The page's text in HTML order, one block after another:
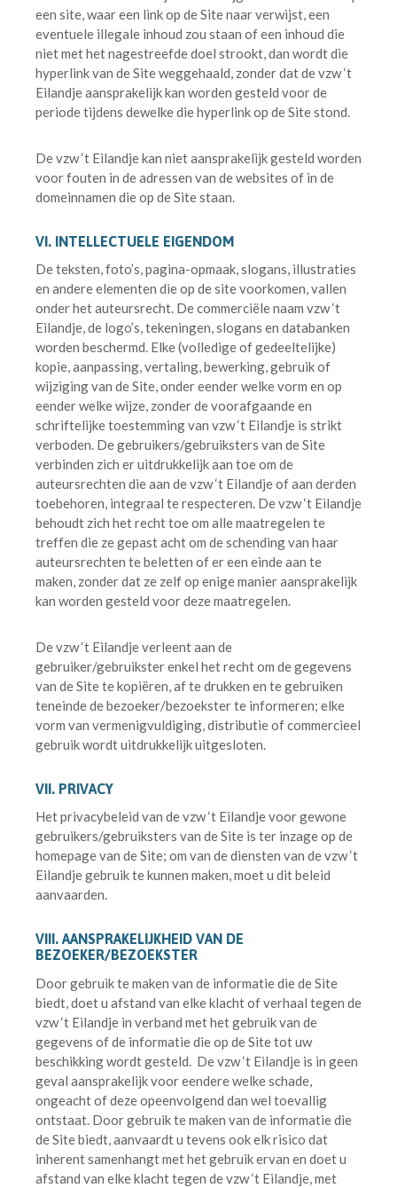
een site, waar een link op de Site naar verwijst, een
eventuele illegale inhoud zou staan of een inhoud die
niet met het nagestreefde doel strookt, dan wordt die
hyperlink van de Site weggehaald, zonder dat de vzw ‘t
Eilandje aansprakelijk kan worden gesteld voor de
periode tijdens dewelke die hyperlink op de Site stond.
De vzw ‘t Eilandje kan niet aansprakelijk gesteld worden
voor fouten in de adressen van de websites of in de
domeinnamen die op de Site staan.
VI. INTELLECTUELE EIGENDOM
De teksten, foto’s, pagina-opmaak, slogans, illustraties
en andere elementen die op de site voorkomen, vallen
onder het auteursrecht. De commerciële naam vzw ‘t
Eilandje, de logo’s, tekeningen, slogans en databanken
worden beschermd. Elke (volledige of gedeeltelijke)
kopie, aanpassing, vertaling, bewerking, gebruik of
wijziging van de Site, onder eender welke vorm en op
eender welke wijze, zonder de voorafgaande en
schriftelijke toestemming van vzw ‘t Eilandje is strikt
verboden. De gebruikers/gebruiksters van de Site
verbinden zich er uitdrukkelijk aan toe om de
auteursrechten die aan de vzw ‘t Eilandje of aan derden
toebehoren, integraal te respecteren. De vzw ‘t Eilandje
behoudt zich het recht toe om alle maatregelen te
treffen die ze gepast acht om de schending van haar
auteursrechten te beletten of er een einde aan te
maken, zonder dat ze zelf op enige manier aansprakelijk
kan worden gesteld voor deze maatregelen.
De vzw ‘t Eilandje verleent aan de
gebruiker/gebruikster enkel het recht om de gegevens
van de Site te kopiëren, af te drukken en te gebruiken
teneinde de bezoeker/bezoekster te informeren; elke
vorm van vermenigvuldiging, distributie of commercieel
gebruik wordt uitdrukkelijk uitgesloten.
VII. PRIVACY
Het privacybeleid van de vzw ‘t Eilandje voor gewone
gebruikers/gebruiksters van de Site is ter inzage op de
homepage van de Site; om van de diensten van de vzw ‘t
Eilandje gebruik te kunnen maken, moet u dit beleid
aanvaarden.
VIII. AANSPRAKELIJKHEID VAN DE
BEZOEKER/BEZOEKSTER
Door gebruik te maken van de informatie die de Site
biedt, doet u afstand van elke klacht of verhaal tegen de
vzw ‘t Eilandje in verband met het gebruik van de
gegevens of de informatie die op de Site tot uw
beschikking wordt gesteld. De vzw ‘t Eilandje is in geen
geval aansprakelijk voor eendere welke schade,
ongeacht of deze opeenvolgend dan wel toevallig
ontstaat. Door gebruik te maken van de informatie die
de Site biedt, aanvaardt u tevens ook elk risico dat
inherent samenhangt met het gebruik ervan en doet u
afstand van elke klacht tegen de vzw ‘t Eilandje, met